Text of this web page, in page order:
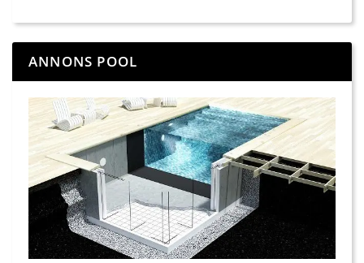
ANNONS POOL